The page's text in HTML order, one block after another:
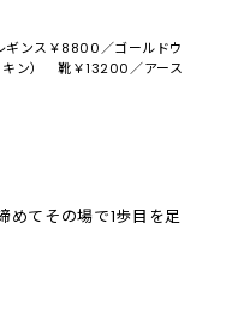
ンス￥8800／ゴールドウ
キン） 靴￥13200／アース
めてその場で1歩目を足